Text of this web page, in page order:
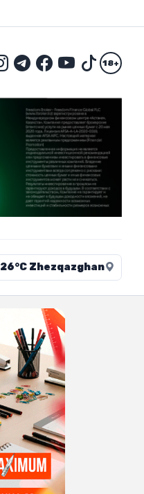
18+
26°C Zhezqazghan